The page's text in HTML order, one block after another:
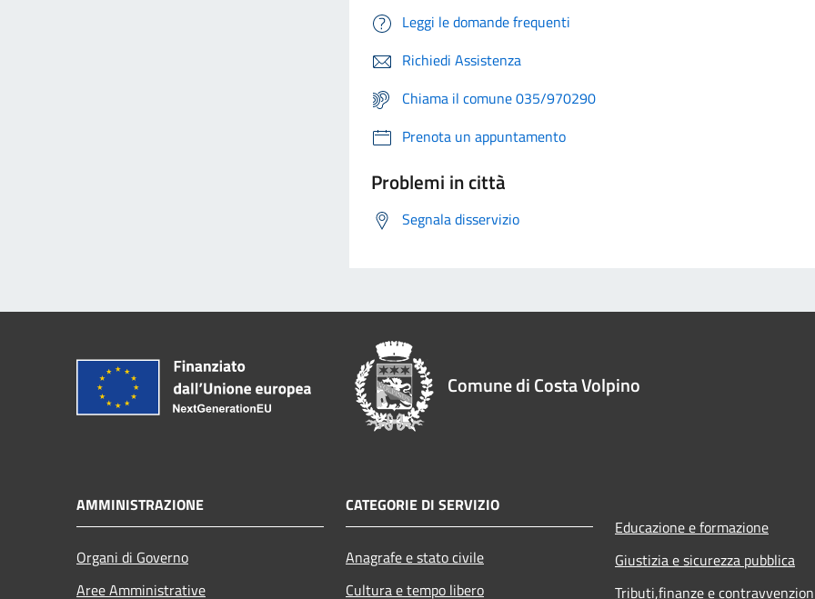
Leggi le domande frequenti
Richiedi Assistenza
Chiama il comune 035/970290
Prenota un appuntamento
Problemi in città
Segnala disservizio
Comune di Costa Volpino
AMMINISTRAZIONE
Organi di Governo
Aree Amministrative
CATEGORIE DI SERVIZIO
Anagrafe e stato civile
Cultura e tempo libero
Educazione e formazione
Giustizia e sicurezza pubblica
Tributi,finanze e